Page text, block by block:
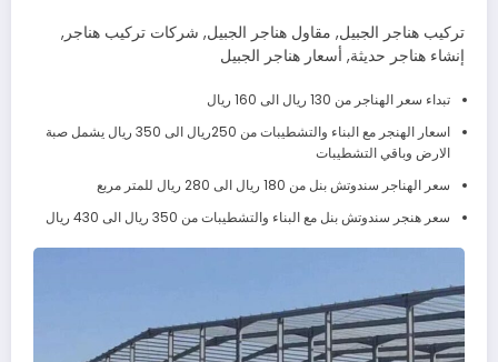
تركيب هناجر الجبيل, مقاول هناجر الجبيل, شركات تركيب هناجر,
إنشاء هناجر حديثة, أسعار هناجر الجبيل
تبداء سعر الهناجر من 130 ريال الى 160 ريال
اسعار الهنجر مع البناء والتشطيبات من 250ريال الى 350 ريال يشمل صبة
الارض وباقي التشطيبات
سعر الهناجر سندوتش بنل من 180 ريال الى 280 ريال للمتر مربع
سعر هنجر سندوتش بنل مع البناء والتشطيبات من 350 ريال الى 430 ريال